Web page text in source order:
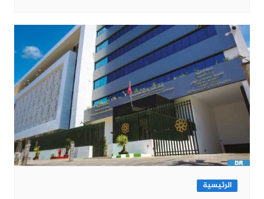
الرئيسية